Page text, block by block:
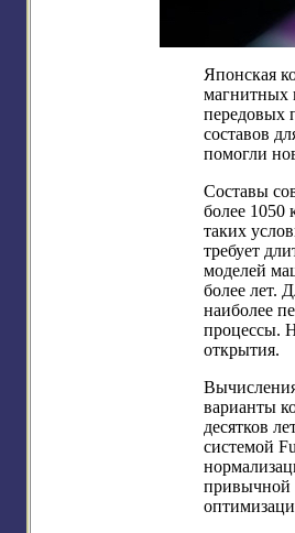
Японская
магнитных
передовых
составов
помогли
Составы
более 1050
таких
требует
моделей
более лет.
наиболее
процессы.
открытия.
варианты
десятков
системой
привычной